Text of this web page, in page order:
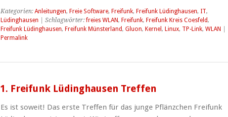
Kategorien: Anleitungen, Freie Software, Freifunk, Freifunk Lüdinghausen, IT,
Lüdinghausen | Schlagwörter:freies WLAN, Freifunk, Freifunk Kreis Coesfeld,
Freifunk Lüdinghausen, Freifunk Münsterland, Gluon, Kernel , Linux, TP-Link, WLAN
Permalink
1. Freifunk Lüdinghausen Treffen
Es ist soweit! Das erste Treffen für das junge Pflänzchen Freifunk